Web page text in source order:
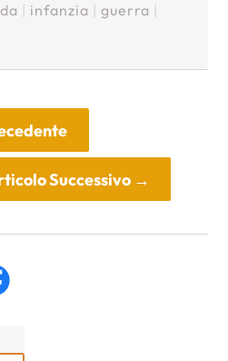
infanzia guerra
Successivo→